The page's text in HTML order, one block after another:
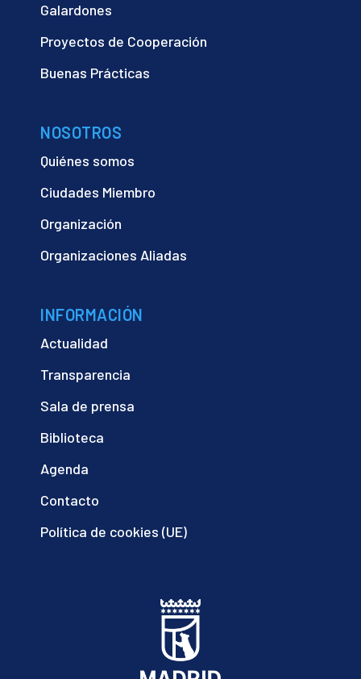
Galardones
Proyectos de Cooperación
Buenas Prácticas
NOSOTROS
Quiénes somos
Ciudades Miembro
Organización
Organizaciones Aliadas
INFORMACIÓN
Actualidad
Transparencia
Sala de prensa
Biblioteca
Agenda
Contacto
Política de cookies (UE)